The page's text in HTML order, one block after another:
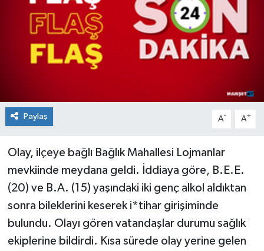
Paylaş A- A+
Olay, ilçeye bağlı Bağlık Mahallesi Lojmanlar
mevkiinde meydana geldi. İddiaya göre, B.E.E.
(20) ve B.A. (15) yaşındaki iki genç alkol aldıktan
sonra bileklerini keserek i*tihar girişiminde
bulundu. Olayı gören vatandaşlar durumu sağlık
ekiplerine bildirdi. Kısa sürede olay yerine gelen
Mizah
Röportaj